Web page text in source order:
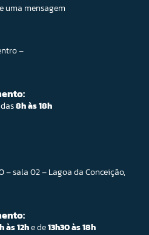
uma mensagem
–
8h às 18h
– sala 02 – Lagoa da Conceição,
às 12he de13h30 às 18h